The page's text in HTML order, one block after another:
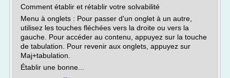
Comment établir et rétablir votre solvabilité
Menu à onglets : Pour passer d'un onglet à un autre,
utilisez les touches fléchées vers la droite ou vers la
gauche. Pour accéder au contenu, appuyez sur la touche
de tabulation. Pour revenir aux onglets, appuyez sur
Maj+tabulation.
Établir une bonne...